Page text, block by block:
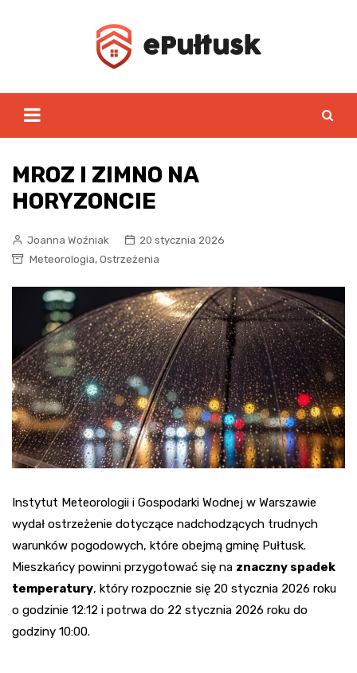
MROZ I ZIMNO NA
HORYZONCIE
Joanna Woźniak
20 stycznia 2026
Meteorologia, Ostrzeżenia
Instytut Meteorologii i Gospodarki Wodnej w Warszawie
wydał ostrzeżenie dotyczące nadchodzących trudnych
warunków pogodowych, które obejmą gminę Pułtusk.
Mieszkańcy powinni przygotować się na znaczny spadek
temperatury, który rozpocznie się 20 stycznia 2026 roku
o godzinie 12:12 i potrwa do 22 stycznia 2026 roku do
godziny 10:00.